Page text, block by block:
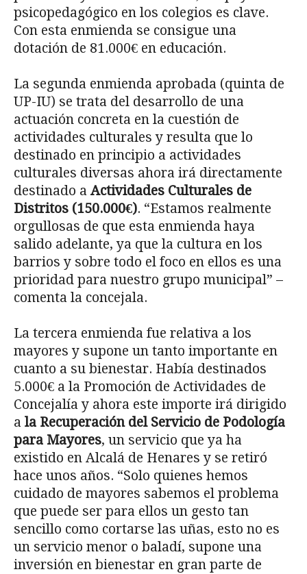
psicopedagógico en los colegios es clave.
Con esta enmienda se consigue una
dotación de 81.000€ en educación.
La segunda enmienda aprobada (quinta de
UP-IU) se trata del desarrollo de una
actuación concreta en la cuestión de
actividades culturales y resulta que lo
destinado en principio a actividades
culturales diversas ahora irá directamente
destinado a Actividades Culturales de
Distritos (150.000€). “Estamos realmente
orgullosas de que esta enmienda haya
salido adelante, ya que la cultura en los
barrios y sobre todo el foco en ellos es una
prioridad para nuestro grupo municipal” –
comenta la concejala.
La tercera enmienda fue relativa a los
mayores y supone un tanto importante en
cuanto a su bienestar. Había destinados
5.000€ a la Promoción de Actividades de
Concejalía y ahora este importe irá dirigido
a la Recuperación del Servicio de Podología
para Mayores, un servicio que ya ha
existido en Alcalá de Henares y se retiró
hace unos años. “Solo quienes hemos
cuidado de mayores sabemos el problema
que puede ser para ellos un gesto tan
sencillo como cortarse las uñas, esto no es
un servicio menor o baladí, supone una
inversión en bienestar en gran parte de